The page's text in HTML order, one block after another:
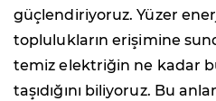
güçlendiriyoruz. Yüzer
toplulukların erişimine
temiz elektriğin ne kadar
taşıdığını biliyoruz. Bu